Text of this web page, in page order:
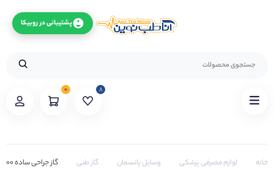
۰ ۸
خانه لوازم مصرفی پزشکی وسایل پانسمان گاز طبی گاز جراحی ساده ۵۰۰ گرمی مدل گلسا
پشتیبانی در روبیکا